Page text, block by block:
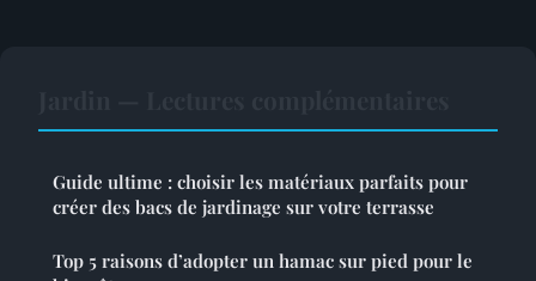
Guide ultime : choisir les matériaux parfaits pour
créer des bacs de jardinage sur votre terrasse
Top 5 raisons d’adopter un hamac sur pied pour le